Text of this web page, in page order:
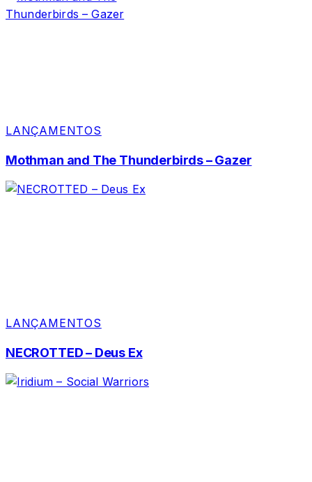
LANÇAMENTOS
Mothman and The Thunderbirds – Gazer
LANÇAMENTOS
NECROTTED – Deus Ex